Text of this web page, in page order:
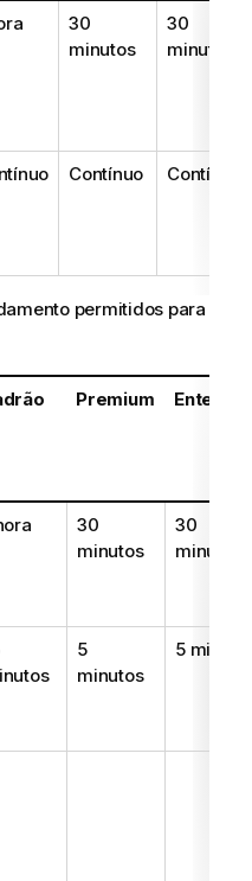
30
minutos
30
minutos
Contínuo Contínuo
permitidos para
Premium
30
minutos
30
minutos
5
minutos
5